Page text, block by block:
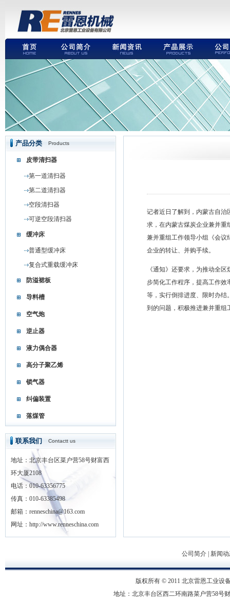
产品分类 Products
皮带清扫器
第一道清扫器
第二道清扫器
空段清扫器
可逆空段清扫器
缓冲床
普通型缓冲床
复合式重载缓冲床
防溢裙板
导料槽
空气炮
逆止器
液力偶合器
高分子聚乙烯
锁气器
纠偏装置
落煤管
联系我们 Contactt us
地址：北京丰台区菜户营58号财富西
环大厦2108
电话：010-63356775
传真：010-63385498
邮箱：renneschina@163.com
网址：http://www.renneschina.com
记者近日了解到，内蒙古自治
求，在内蒙古煤炭企业兼并重
兼并重组工作领导小组《会议
企业的转让、并购手续。
《通知》还要求，为推动全
步简化工作程序，提高工作效
等，实行倒排进度、限时办结
到的问题，积极推进兼并重组
公司简介 新闻
版权所有 © 2011 北京雷恩工业设
地址：北京丰台区西二环南路菜户营58号